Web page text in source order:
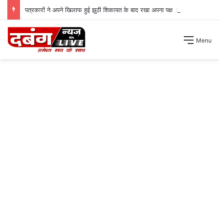
पत्रकारों ने अपने खिलाफ हुई झुठी शिकायत के बाद रखा अपना पक्ष ।
Menu